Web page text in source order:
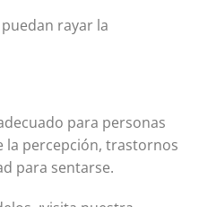
rayar la
para personas
percepción, trastornos
para sentarse.